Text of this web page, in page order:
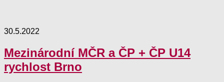
30.5.2022
Mezinárodní MČR a ČP + ČP U14
rychlost Brno